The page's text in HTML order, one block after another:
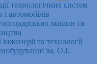
технологічних систем
автомобілів
машин та
та технології
ім. О.І.